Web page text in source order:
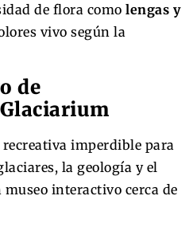
de flora como lengas y
vivo según la
de
imperdible para
la geología y el
interactivo cerca de